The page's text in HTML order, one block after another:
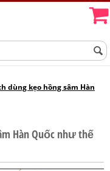
dùng kẹo hồng sâm Hàn
Hàn Quốc như thế